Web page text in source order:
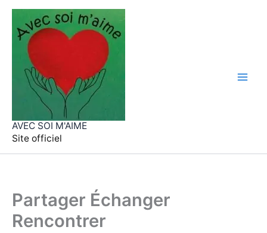
Aller
contenu
AVEC SOI M'AIME
Site officiel
Partager Échanger
Rencontrer